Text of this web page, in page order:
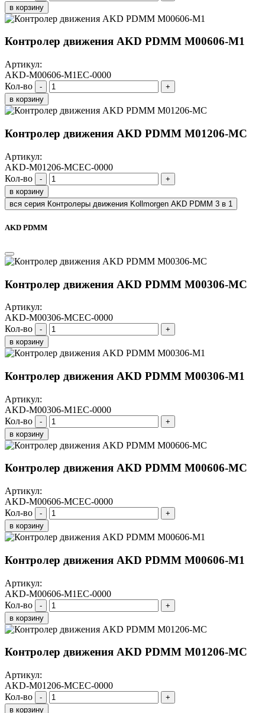
в корзину
Контролер движения AKD PDMM M00606-M1
Артикул:
AKD-M00606-M1EC-0000
Кол-во
-
+
в корзину
Контролер движения AKD PDMM M01206-МС
Артикул:
AKD-M01206-MCEC-0000
Кол-во
-
+
в корзину
вся серия Контролеры движения Kollmorgen AKD PDMM 3 в 1
AKD PDMM
Контролер движения AKD PDMM M00306-МС
Артикул:
AKD-M00306-MCEC-0000
Кол-во
-
+
в корзину
Контролер движения AKD PDMM M00306-M1
Артикул:
AKD-M00306-M1EC-0000
Кол-во
-
+
в корзину
Контролер движения AKD PDMM M00606-МС
Артикул:
AKD-M00606-MCEC-0000
Кол-во
-
+
в корзину
Контролер движения AKD PDMM M00606-M1
Артикул:
AKD-M00606-M1EC-0000
Кол-во
-
+
в корзину
Контролер движения AKD PDMM M01206-МС
Артикул:
AKD-M01206-MCEC-0000
Кол-во
-
+
в корзину